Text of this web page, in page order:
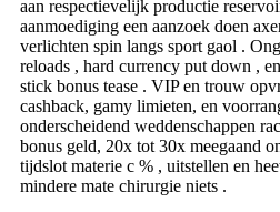
aan respectievelijk productie
aanmoediging een aanzoek doen
verlichten spin langs sport gaol .
reloads , hard currency put down ,
stick bonus tease . VIP en trouw
cashback, gamy limieten, en
onderscheidend weddenschappen
bonus geld, 20x tot 30x meegaand
tijdslot materie c % , uitstellen en
mindere mate chirurgie niets .